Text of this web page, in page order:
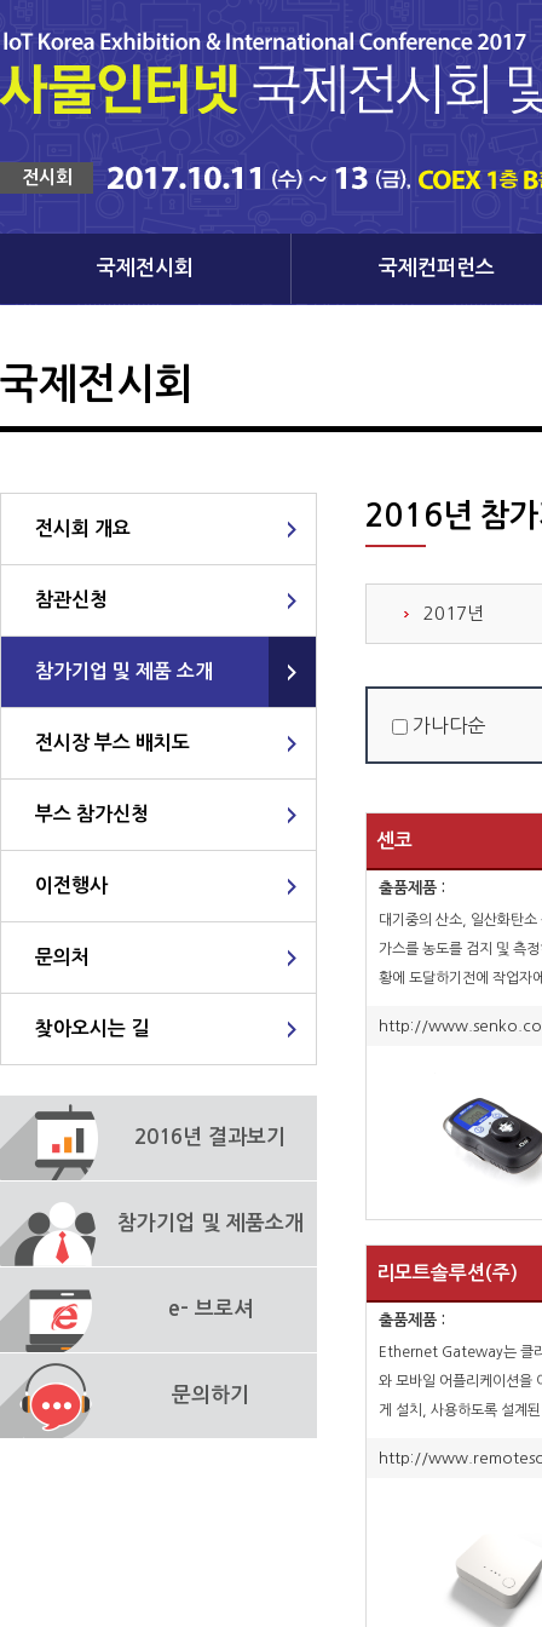
전시회
국제전시회 국제컨퍼런스
국제전시회
전시회 개요
참관신청
참가기업 및 제품 소개
전시장 부스 배치도
부스 참가신청
이전행사
문의처
찾아오시는 길
2016년 결과보기
참가기업 및 제품소개
e- 브로셔
문의하기
2016년 참가
2017년
가나다순
센코
출품제품 :
대기중의 산소, 일산화탄소
가스를 농도를 검지 및 측
황에 도달하기전에 작업자
http://
리모트솔루션(주)
출품제품 :
Ethernet Gateway는 클
와 모바일 어플리케이션을
게 설치, 사용하도록 설계
사용자의 스마트폰/태블릿
http://